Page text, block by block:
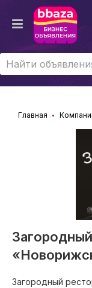
Главная
Загородный